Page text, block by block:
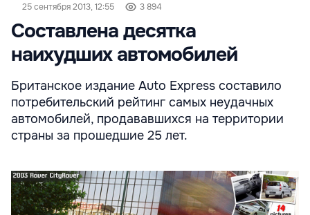
25 сентября 2013, 12:55 3 894
Составлена десятка
наихудших автомобилей
Британское издание Auto Express составило
потребительский рейтинг самых неудачных
автомобилей, продававшихся на территории
страны за прошедшие 25 лет.